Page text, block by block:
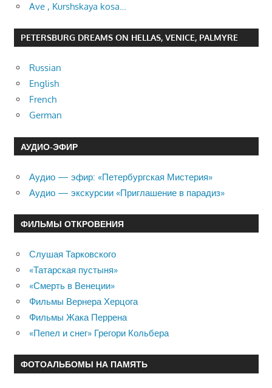
Ave , Kurshskaya kosa…
PETERSBURG DREAMS ON HELLAS, VENICE, PALMYRE
Russian
English
French
German
АУДИО-ЭФИР
Аудио — эфир: «Петербургская Мистерия»
Аудио — экскурсии «Приглашение в парадиз»
ФИЛЬМЫ ОТКРОВЕНИЯ
Слушая Тарковского
«Татарская пустыня»
«Смерть в Венеции»
Фильмы Вернера Херцога
Фильмы Жака Перрена
«Пепел и снег» Грегори Кольбера
ФОТОАЛЬБОМЫ НА ПАМЯТЬ